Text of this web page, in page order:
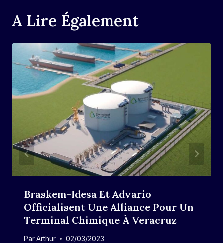
A Lire Également
Braskem-Idesa Et Advario
Officialisent Une Alliance Pour Un
Terminal Chimique À Veracruz
ParArthur 02/03/2023